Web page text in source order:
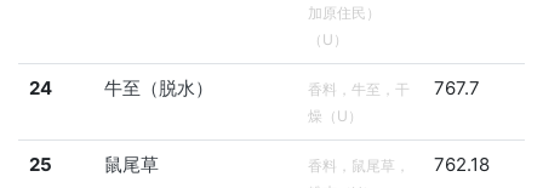
加原住民）
（U）
24 牛至（脱水）
香料，牛至，干
燥（U）
767.7
25 鼠尾草
香料，鼠尾草，
762.18